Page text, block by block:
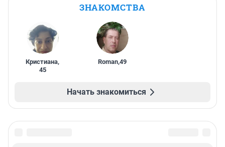
ЗНАКОМСТВА
Кристиана,
45
Roman,49
Начать знакомиться